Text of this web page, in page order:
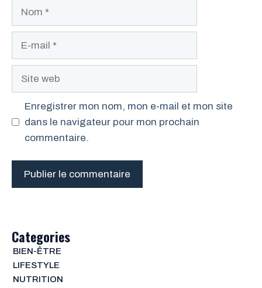
Enregistrer mon nom, mon e-mail et mon site
dans le navigateur pour mon prochain
commentaire.
Categories
BIEN-ÊTRE
LIFESTYLE
NUTRITION